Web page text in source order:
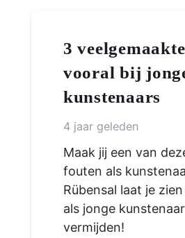
3
vooral bij
kunstenaars
4 jaar geleden
Maak jij een van
fouten als
Rübensal laat je
als jonge
vermijden!